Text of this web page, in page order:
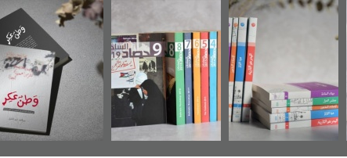
"مرآة البحرين"
تصدر حصاد
جديدة لمعتقل
عسكري تصدر عن
«مرآة البحرين»
حصاد 2017